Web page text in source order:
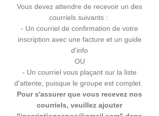
Vous devez attendre de recevoir un des
courriels suivants :
- Un courriel de confirmation de votre
inscription avec une facture et un guide
d'info
OU
- Un courriel vous plaçant sur la liste
d'attente, puisque le groupe est complet.
Pour s'assurer que vous recevez nos
courriels, veuillez ajouter